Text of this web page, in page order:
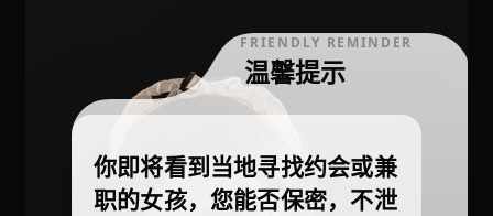
FRIENDLY REMINDER
温馨提示
你即将看到当地寻找约会或兼
职的女孩，您能否保密，不泄